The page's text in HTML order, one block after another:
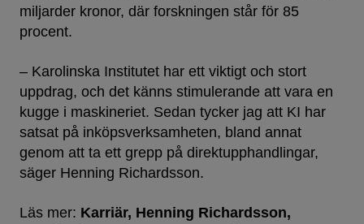
miljarder kronor, där forskningen står för 85
procent.
– Karolinska Institutet har ett viktigt och stort
uppdrag, och det känns stimulerande att vara en
kugge i maskineriet. Sedan tycker jag att KI har
satsat på inköpsverksamheten, bland annat
genom att ta ett grepp på direktupphandlingar,
säger Henning Richardsson.
Läs mer: Karriär Henning Richardsson